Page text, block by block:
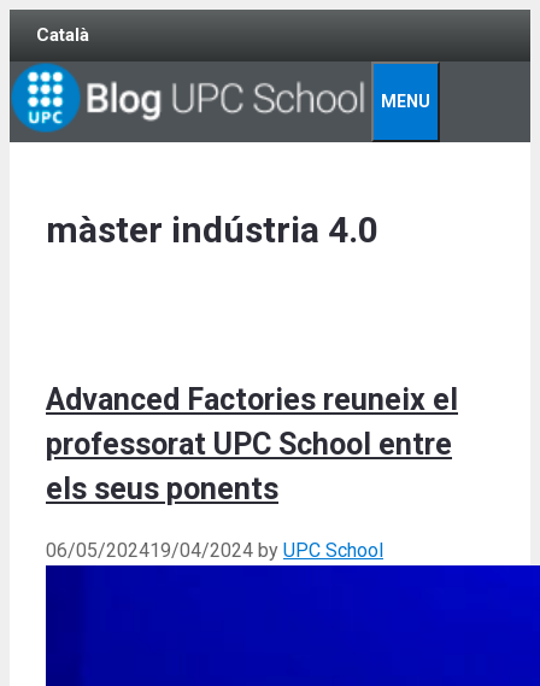
Skip
content
Català
MENU
màster indústria 4.0
Advanced Factories reuneix el
professorat UPC School entre
els seus ponents
06/05/202419/04/2024 by UPC School